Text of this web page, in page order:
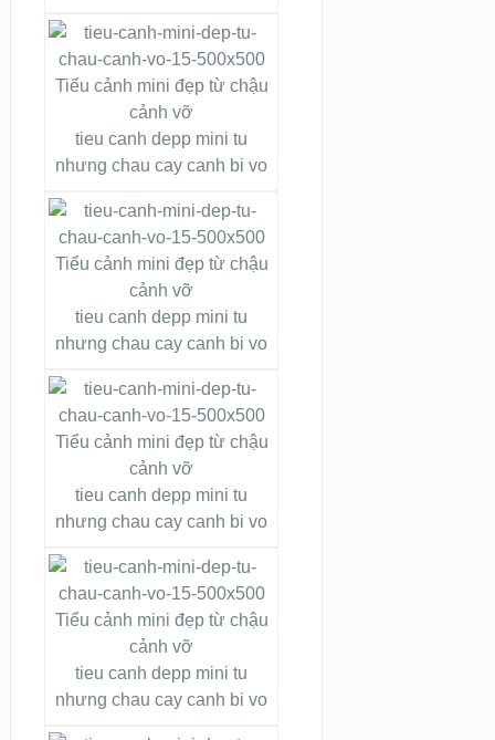
tieu canh depp mini tu
nhưng chau cay canh bi vo
tieu canh depp mini tu
nhưng chau cay canh bi vo
tieu canh depp mini tu
nhưng chau cay canh bi vo
tieu canh depp mini tu
nhưng chau cay canh bi vo